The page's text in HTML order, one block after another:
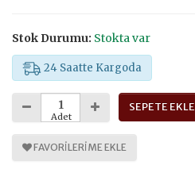
Stok Durumu: Stokta var
24 Saatte Kargoda
Adet
SEPETE EKLE
FAVORILERIME EKLE